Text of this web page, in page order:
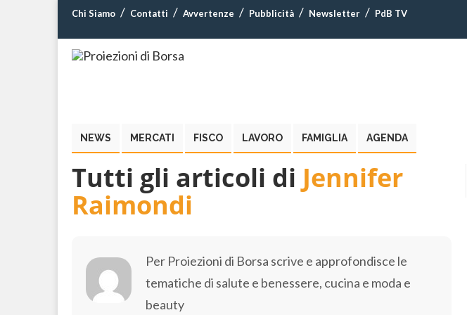
Chi Siamo Contatti Avvertenze Pubblicità Newsletter PdB TV
NEWS MERCATI FISCO LAVORO FAMIGLIA AGENDA
Tutti gli articoli di Jennifer
Raimondi
Per Proiezioni di Borsa scrive e approfondisce le
tematiche di salute e benessere, cucina e moda e
beauty